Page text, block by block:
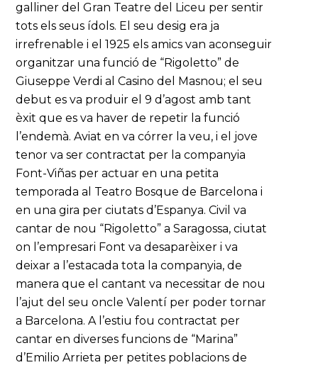
galliner del Gran Teatre del Liceu per sentir
tots els seus ídols. El seu desig era ja
irrefrenable i el 1925 els amics van aconseguir
organitzar una funció de “Rigoletto” de
Giuseppe Verdi al Casino del Masnou; el seu
debut es va produir el 9 d’agost amb tant
èxit que es va haver de repetir la funció
l’endemà. Aviat en va córrer la veu, i el jove
tenor va ser contractat per la companyia
Font-Viñas per actuar en una petita
temporada al Teatro Bosque de Barcelona i
en una gira per ciutats d’Espanya. Civil va
cantar de nou “Rigoletto” a Saragossa, ciutat
on l’empresari Font va desaparèixer i va
deixar a l’estacada tota la companyia, de
manera que el cantant va necessitar de nou
l’ajut del seu oncle Valentí per poder tornar
a Barcelona. A l’estiu fou contractat per
cantar en diverses funcions de “Marina”
d’Emilio Arrieta per petites poblacions de